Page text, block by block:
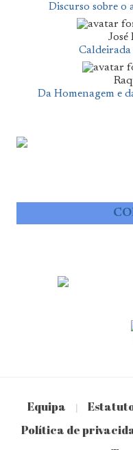
Discurso sobre o
José
Caldeirada
Da Homenagem e
Equipa |
Política de